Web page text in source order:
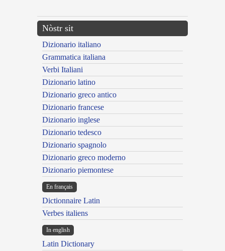
Nòstr sit
Dizionario italiano
Grammatica italiana
Verbi Italiani
Dizionario latino
Dizionario greco antico
Dizionario francese
Dizionario inglese
Dizionario tedesco
Dizionario spagnolo
Dizionario greco moderno
Dizionario piemontese
En français
Dictionnaire Latin
Verbes italiens
In english
Latin Dictionary